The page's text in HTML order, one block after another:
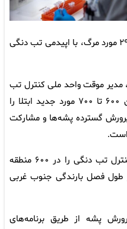
۵۰۰۰۰ مورد در سال ۲۰۲۶ و گزارش ۲۹ مورد مرگ، با اپیدمی تب دنگی
مدیر موقت واحد ملی کنترل تب
دنگی گفت که این کشور روزانه بین ۶۰۰ تا ۷۰۰ مورد جدید ابتلا را
گسترده پشه‌ها و مشارکت
است.
مقامات بهداشتی یک کمپین ویژه کنترل تب دنگی را در ۶۰۰ منطقه
طول فصل بارندگی جنوب غربی
پشه از طریق برنامه‌های